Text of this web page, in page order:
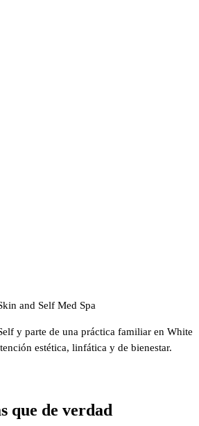
and Self Med Spa
y parte de una práctica familiar en White
estética, linfática y de bienestar.
que de verdad